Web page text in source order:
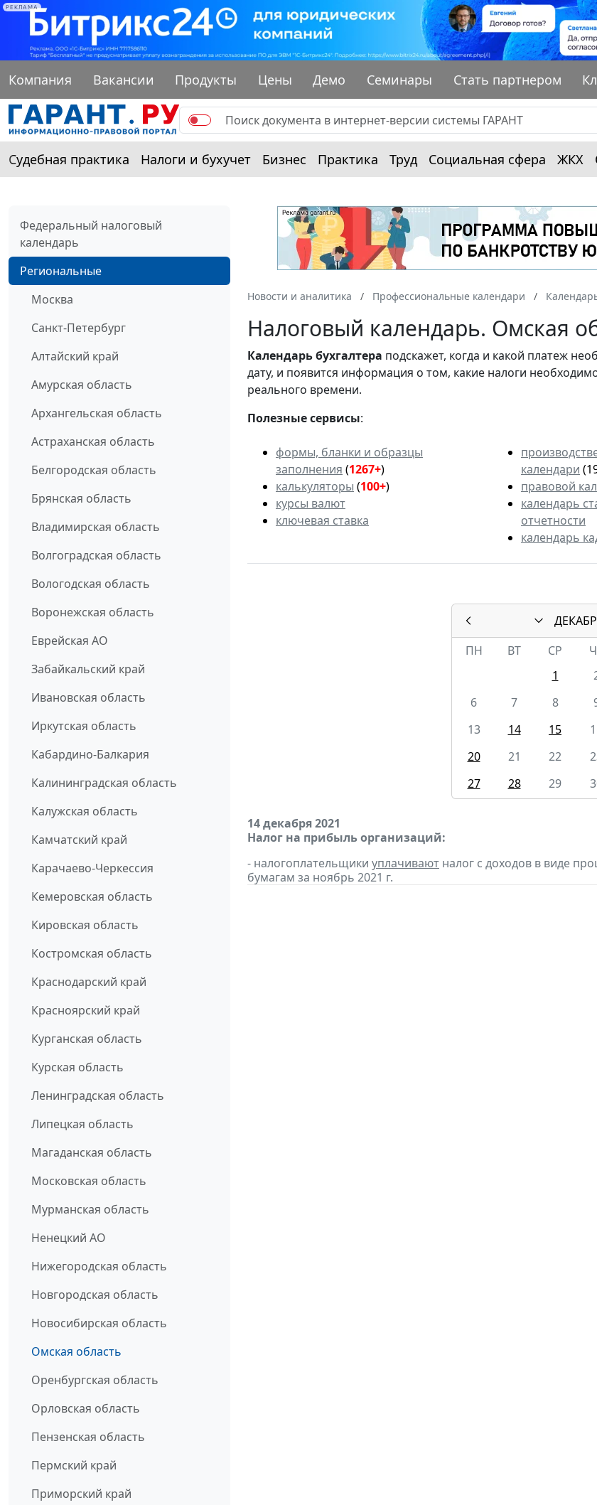
РЕКЛАМА
Компания Вакансии Продукты Цены Демо Семинары Стать партнером
Судебная практика Налоги и бухучет Бизнес Практика Труд Социальная сфера ЖКХ
Федеральный налоговый
календарь
Региональные
Москва
Санкт-Петербург
Алтайский край
Амурская область
Архангельская область
Астраханская область
Белгородская область
Брянская область
Владимирская область
Волгоградская область
Вологодская область
Воронежская область
Еврейская АО
Забайкальский край
Ивановская область
Иркутская область
Кабардино-Балкария
Калининградская область
Калужская область
Камчатский край
Карачаево-Черкессия
Кемеровская область
Кировская область
Костромская область
Краснодарский край
Красноярский край
Курганская область
Курская область
Ленинградская область
Липецкая область
Магаданская область
Московская область
Мурманская область
Ненецкий АО
Нижегородская область
Новгородская область
Новосибирская область
Омская область
Оренбургская область
Орловская область
Пензенская область
Пермский край
Приморский край
Новости и аналитика Профессиональные календари
Налоговый календарь. Омская
Календарьбухгалтера подскажет, когда и какой платеж
дату, и появится информация о том, какие налоги
реального времени.
Полезные сервисы:
формы, бланки и образцы
заполнения (1267+)
калькуляторы (100+)
курсы валют
ключевая ставка
календари
правовой
календарь
отчетности
календарь
ПН
ВТ СР
1
6
7 8
13
14 15
20
21 22
27
28 29
14 декабря 2021
Налог на прибыль организаций:
- налогоплательщики уплачивают налог с доходов в виде
бумагам за ноябрь 2021 г.